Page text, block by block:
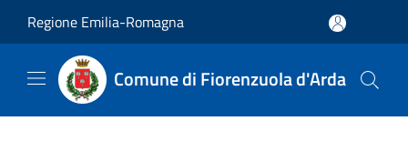
Regione Emilia-Romagna
Comune di Fiorenzuola d'Arda